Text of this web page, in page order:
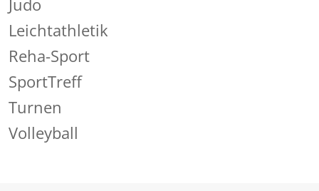
Judo
Leichtathletik
Reha-Sport
SportTreff
Turnen
Volleyball